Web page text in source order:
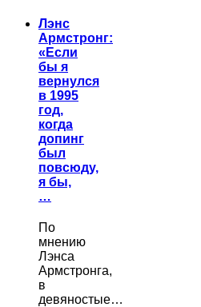
Лэнс
Армстронг:
«Если
бы я
вернулся
в 1995
год,
когда
допинг
был
повсюду,
я бы,
…
По
мнению
Лэнса
Армстронга,
в
девяностые…